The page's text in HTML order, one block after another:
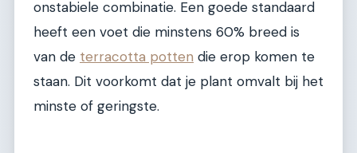
onstabiele combinatie. Een goede standaard
heeft een voet die minstens 60% breed is
van de terracotta potten die erop komen te
staan. Dit voorkomt dat je plant omvalt bij het
minste of geringste.